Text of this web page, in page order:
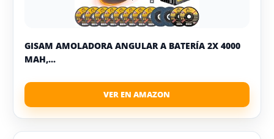
GISAM AMOLADORA ANGULAR A BATERÍA 2X 4000
MAH,...